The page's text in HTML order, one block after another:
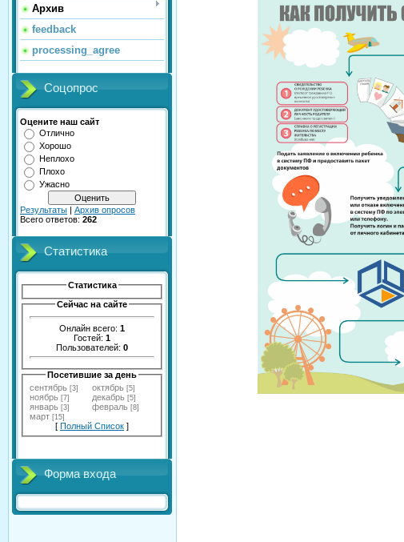
Архив
feedback
processing_agree
Соцопрос
Оцените наш сайт
Отлично
Хорошо
Неплохо
Плохо
Ужасно
Результаты | Архив опросов
Всего ответов: 262
Статистика
Статистика
Сейчас на сайте
Онлайн всего: 1
Гостей: 1
Пользователей: 0
Посетившие за день
сентябрь [3] октябрь [5]
ноябрь [7] декабрь [5]
январь [3] февраль [8]
март [15]
[ Полный Список ]
Форма входа